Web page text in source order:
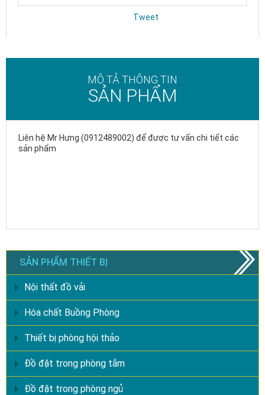
Tweet
MÔ TẢ THÔNG TIN
SẢN PHẨM
Liên hệ Mr Hưng (0912489002) để được tư vấn chi tiết các
sản phẩm
SẢN PHẨM THIẾT BỊ
Nội thất đồ vải
Hóa chất Buồng Phòng
Thiết bị phòng hội thảo
Đồ đặt trong phòng tắm
Đồ đặt trong phòng ngủ